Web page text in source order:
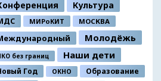
Культура
МИРоКИТ МОСКВА
Молодёжь
без границ Наши дети
Год ОКНО Образование